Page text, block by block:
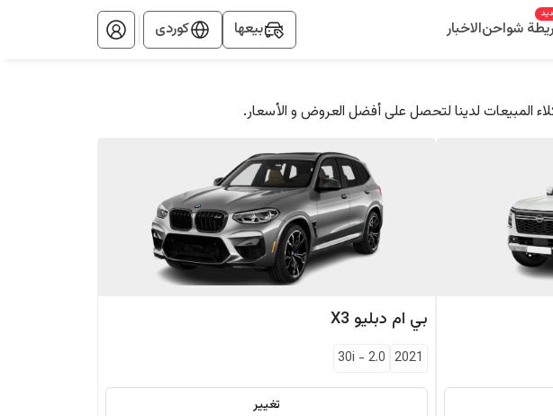
شواحنالاخبار بيعها کوردی
المبيعات لدينا لتحصل على أفضل العروض و الأسعار.
بي ام دبليو X3
2021
30i - 2.0
تغيير